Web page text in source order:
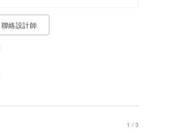
聯絡設計師
1 / 3